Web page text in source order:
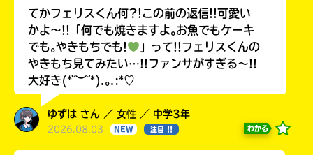
てかフェリスくん何?!この前の返信!!可愛い
かよ〜!!「何でも焼きますよ｡お魚でもケーキ
でも｡やきもちでも!
」って!!フェリスくんの
やきもち見てみたい…!!ファンサがすぎる〜!!
大好き(*˘︶˘*).｡.:*♡
ゆずは さん ／ 女性 ／ 中学3年
2026.08.03 NEW 注目 !! わかる